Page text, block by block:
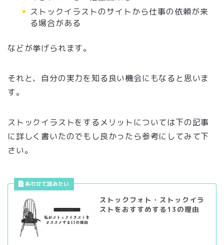
ストックイラストのサイトから仕事の依頼が来
る場合がある
などが挙げられます。
それと、自分の実力を知る良い機会にもなると思いま
す。
ストックイラストをするメリットについては下の記事
に詳しく書いたのでもし良かったら参考にしてみて下
さい。
ストックフォト・ストックイラ
ストをおすすめする13の理由